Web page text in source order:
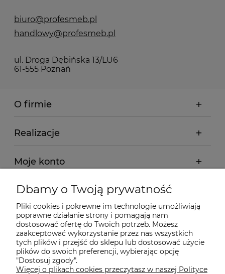
biuro@profesmeb.pl
handlowy@profesmeb.pl
ul. Droga Dębińska 13/LU6
61-555 Poznań
O firmie
Realizacje
Moje konto
Regulamin
Dostawa - realizacja
Gwarancja i zwroty
Dbamy o Twoją prywatność
Pliki cookies i pokrewne im technologie umożliwiają
poprawne działanie strony i pomagają nam
dostosować ofertę do Twoich potrzeb. Możesz
zaakceptować wykorzystanie przez nas wszystkich
tych plików i przejść do sklepu lub dostosować użycie
plików do swoich preferencji, wybierając opcję
"Dostosuj zgody".
Więcej o plikach cookies przeczytasz w naszej Polityce